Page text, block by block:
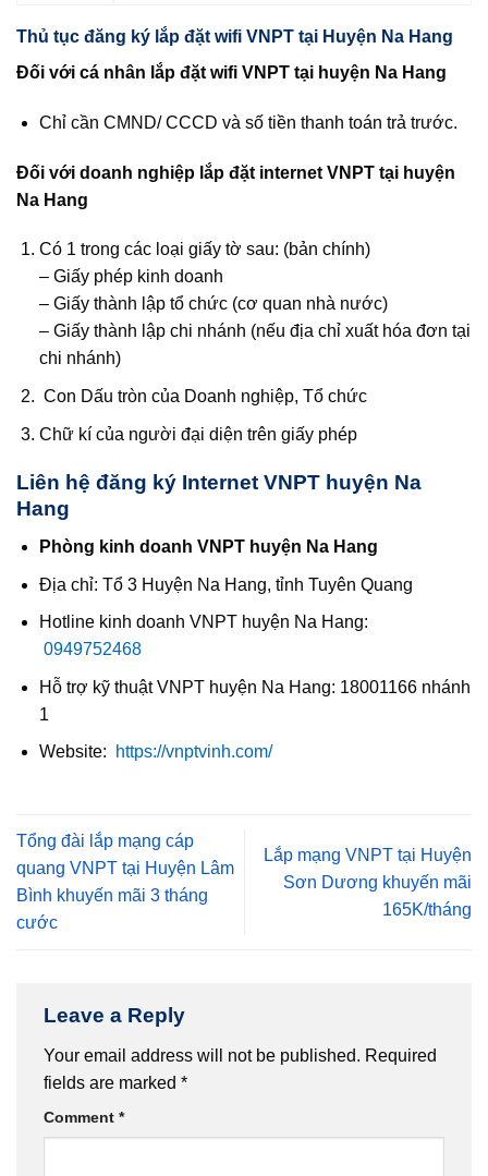
Thủ tục đăng ký lắp đặt wifi VNPT tại Huyện Na Hang
Đối với cá nhân lắp đặt wifi VNPT tại huyện Na Hang
Chỉ cần CMND/ CCCD và số tiền thanh toán trả trước.
Đối với doanh nghiệp lắp đặt internet VNPT tại huyện
Na Hang
Có 1 trong các loại giấy tờ sau: (bản chính)
– Giấy phép kinh doanh
– Giấy thành lập tổ chức (cơ quan nhà nước)
– Giấy thành lập chi nhánh (nếu địa chỉ xuất hóa đơn tại
chi nhánh)
Con Dấu tròn của Doanh nghiệp, Tổ chức
Chữ kí của người đại diện trên giấy phép
Liên hệ đăng ký Internet VNPT huyện Na
Hang
Phòng kinh doanh VNPT huyện Na Hang
Địa chỉ: Tổ 3 Huyện Na Hang, tỉnh Tuyên Quang
Hotline kinh doanh VNPT huyện Na Hang:
0949752468
Hỗ trợ kỹ thuật VNPT huyện Na Hang: 18001166 nhánh
1
Website: https://vnptvinh.com/
Tổng đài lắp mạng cáp
quang VNPT tại Huyện Lâm
Bình khuyến mãi 3 tháng
cước
Lắp mạng VNPT tại Huyện
Sơn Dương khuyến mãi
165K/tháng
Leave a Reply
Your email address will not be published. Required
fields are marked *
Comment *